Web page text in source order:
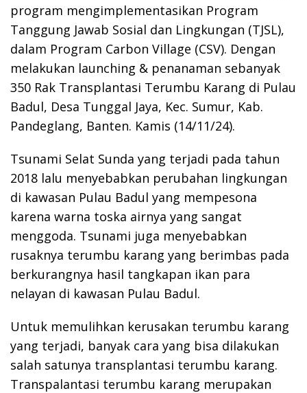
program mengimplementasikan Program
Tanggung Jawab Sosial dan Lingkungan (TJSL),
dalam Program Carbon Village (CSV). Dengan
melakukan launching & penanaman sebanyak
350 Rak Transplantasi Terumbu Karang di Pulau
Badul, Desa Tunggal Jaya, Kec. Sumur, Kab.
Pandeglang, Banten. Kamis (14/11/24).
Tsunami Selat Sunda yang terjadi pada tahun
2018 lalu menyebabkan perubahan lingkungan
di kawasan Pulau Badul yang mempesona
karena warna toska airnya yang sangat
menggoda. Tsunami juga menyebabkan
rusaknya terumbu karang yang berimbas pada
berkurangnya hasil tangkapan ikan para
nelayan di kawasan Pulau Badul.
Untuk memulihkan kerusakan terumbu karang
yang terjadi, banyak cara yang bisa dilakukan
salah satunya transplantasi terumbu karang.
Transpalantasi terumbu karang merupakan